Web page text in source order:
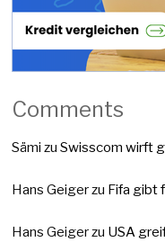
Comments
Sämi zuSwisscom wirft
Hans Geigerzu Fifa gibt
Hans Geigerzu USA